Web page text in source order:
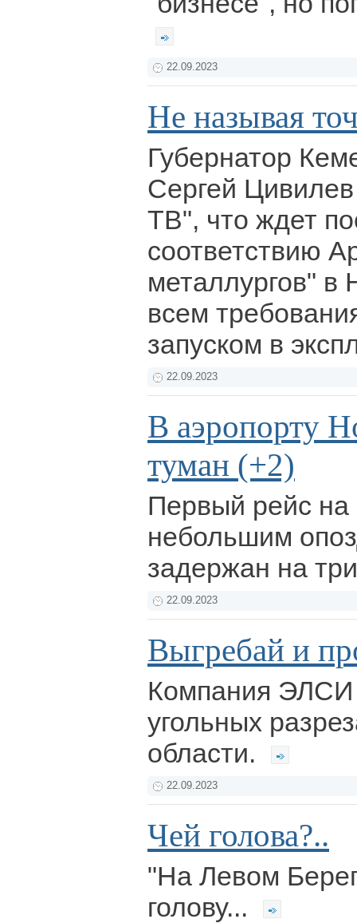
22.09.2023
Не называя
Губернатор
Сергей
ТВ", что ждет
соответствию
металлургов" в
всем
запуском в
22.09.2023
В аэропорту
туман (+2)
Первый рейс на
небольшим
задержан на
22.09.2023
Выгребай и
Компания ЭЛСИ
угольных
области.
22.09.2023
Чей голова?..
"На Левом
голову...